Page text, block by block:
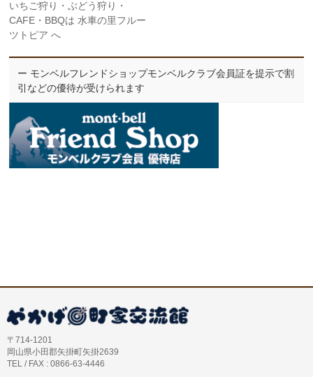
いちご狩り・ぶどう狩り・
CAFE・BBQは 水車の里フルー
ツトピア へ
ー モンベルフレンドショップモンベルクラブ会員証を提示で割
引などの優待が受けられます
〒714-1201
岡山県小田郡矢掛町矢掛2639
TEL / FAX : 0866-63-4446